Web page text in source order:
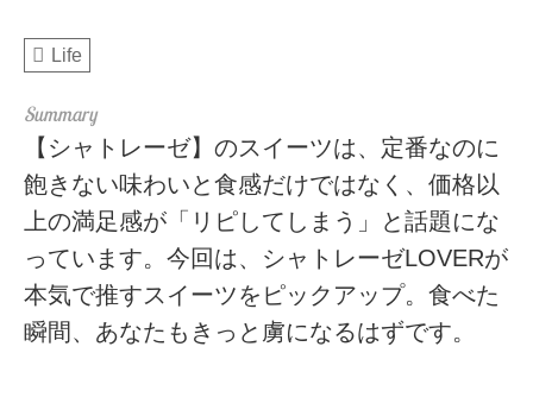
Life
【シャトレーゼ】のスイーツは、定番なのに
飽きない味わいと食感だけではなく、価格以
上の満足感が「リピしてしまう」と話題にな
っています。今回は、シャトレーゼLOVERが
本気で推すスイーツをピックアップ。食べた
瞬間、あなたもきっと虜になるはずです。